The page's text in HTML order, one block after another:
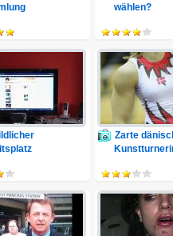
wählen?
Zarte